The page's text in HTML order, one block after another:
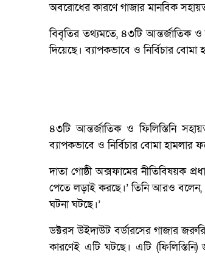
অবরোধের কারণে গাজার মানবিক
বিবৃতির তথ্যমতে, ৪৩টি আন্তর্জাতিক ও
দিয়েছে। ব্যাপকভাবে ও নির্বিচার
৪৩টি আন্তর্জাতিক ও ফিলিস্তিনি
ব্যাপকভাবে ও নির্বিচার বোমা
দাতা গোষ্ঠী অক্সফামের নীতিবিষয়ক
পেতে লড়াই করছে।’ তিনি আরও বলেন,
ঘটনা ঘটছে।’
ডক্টরস উইদাউট বর্ডারসের গাজার
কারণেই এটি ঘটছে। এটি